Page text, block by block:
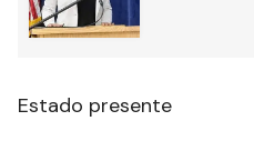
Estado presente